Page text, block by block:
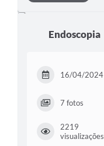
Endoscopia
16/04/2024
7 fotos
2219
visualizações